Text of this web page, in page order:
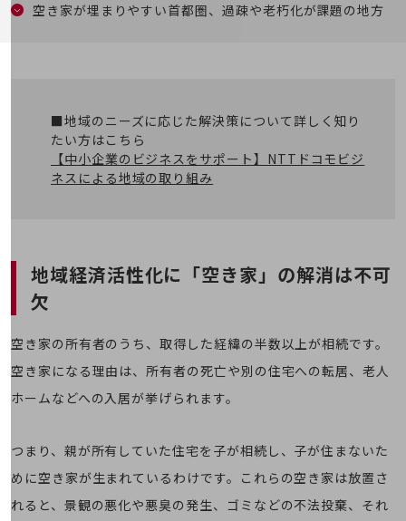
業務効率化
地域共創・地方創生
セキュリティ対策
遠隔監視
人材不足解消
業種・業態で探す
業種・業態で探すTOP
自治体
観光
教育
空き家が埋まりやすい首都圏、過疎や老朽化が課題の地方
■地域のニーズに応じた解決策について詳しく知り
たい方はこちら
【中小企業のビジネスをサポート】NTTドコモビジ
ネスによる地域の取り組み
地域経済活性化に「空き家」の解消は不可
欠
空き家の所有者のうち、取得した経緯の半数以上が相続です。
空き家になる理由は、所有者の死亡や別の住宅への転居、老人
ホームなどへの入居が挙げられます。
つまり、親が所有していた住宅を子が相続し、子が住まないた
めに空き家が生まれているわけです。これらの空き家は放置さ
れると、景観の悪化や悪臭の発生、ゴミなどの不法投棄、それ